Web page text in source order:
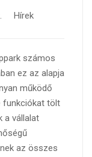
Hírek
számos
ez az alapja
működő
funkciókat tölt
a vállalat
az összes